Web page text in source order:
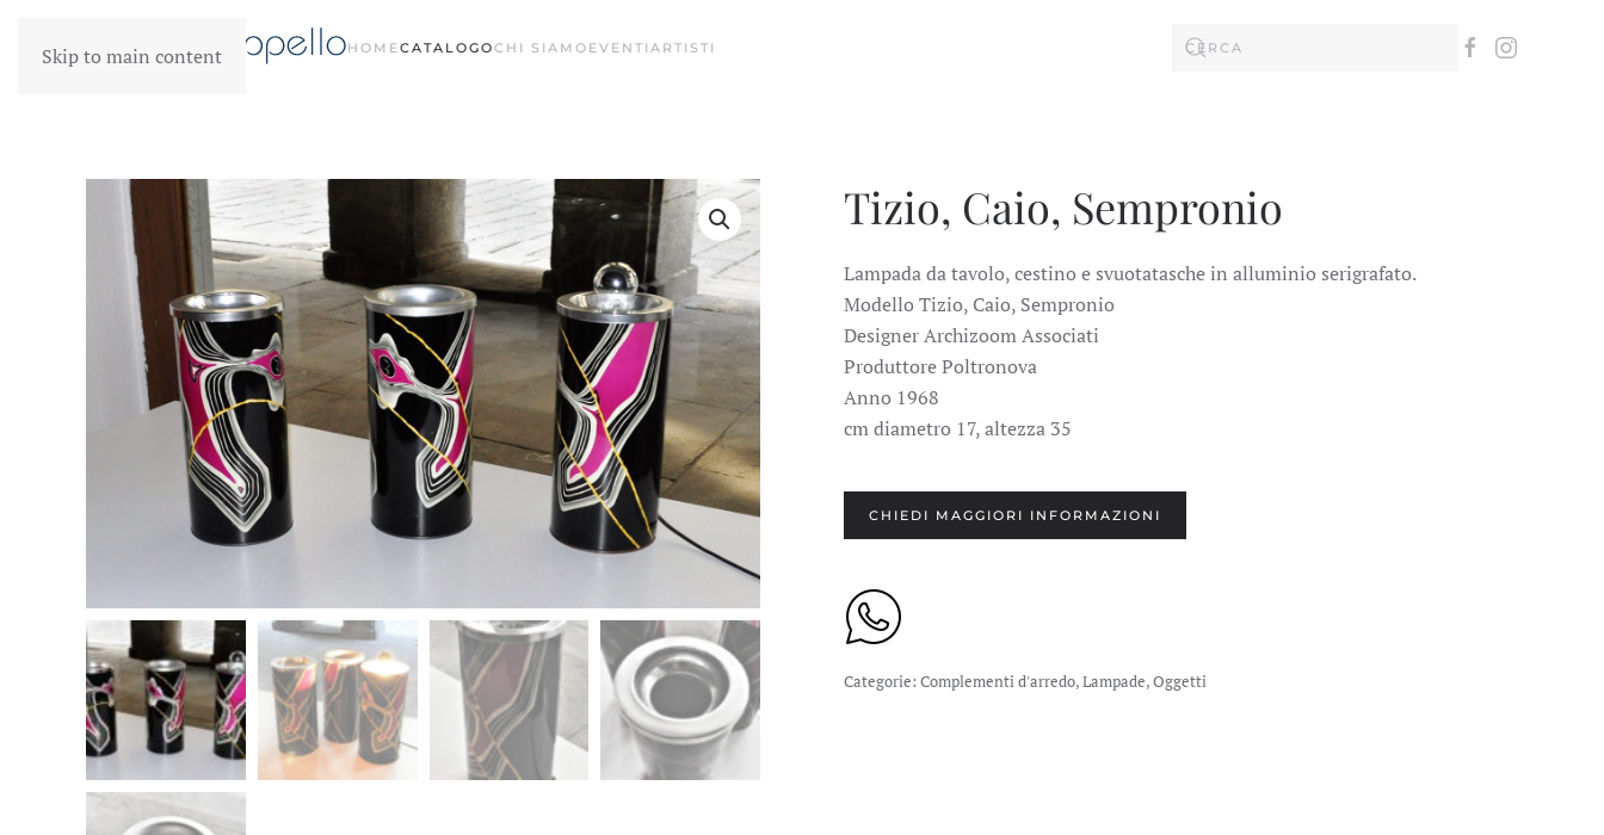
Skip to main content HOMECATALOGOCHI SIAMO EVENTI ARTISTI
Tizio, Caio, Sempronio
Lampada da tavolo, cestino e svuotatasche in alluminio serigrafato.
Modello Tizio, Caio, Sempronio
Designer Archizoom Associati
Produttore Poltronova
Anno 1968
cm diametro 17, altezza 35
CHIEDI MAGGIORI INFORMAZIONI
Categorie: Complementi d'arredo,Lampade,Oggetti